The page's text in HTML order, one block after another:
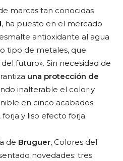
marcas tan conocidas
, ha puesto en el mercado
antioxidante al agua
tipo de metales, que
futuro». Sin necesidad de
una protección de
inalterable el color y
en cinco acabados:
y liso efecto forja.
de Bruguer, Colores del
novedades: tres